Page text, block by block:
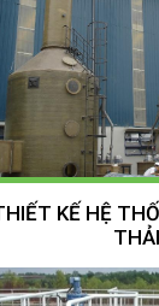
KẾ HỆ
THẢI